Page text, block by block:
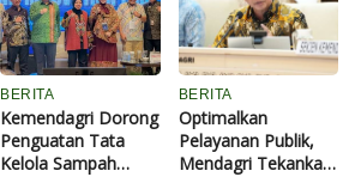
BERITA
Kemendagri Dorong
Penguatan Tata
Kelola Sampah
BERITA
Optimalkan
Pelayanan Publik,
Mendagri Tekankan